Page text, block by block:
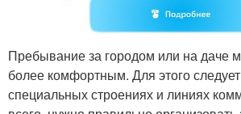
Пребывание за городом или на даче
более комфортным. Для этого
специальных строениях и линиях